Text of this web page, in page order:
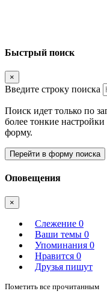
Быстрый поиск
×
Введите строку поиска
Поиск идет только по
более тонкие
форму.
Перейти в форму поиска
Оповещения
×
Слежение 0
Ваши темы 0
Упоминания 0
Нравится 0
Друзья пишут
Пометить все прочитанным